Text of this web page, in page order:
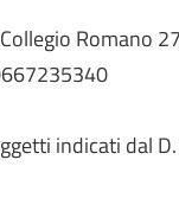
Romano
indicati dal